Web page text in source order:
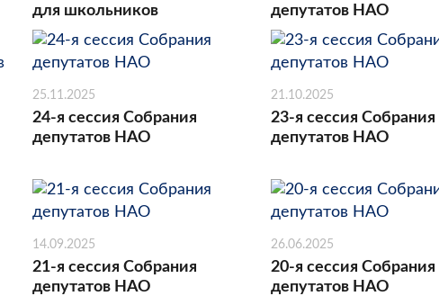
для школьников
депутатов НАО
25.11.2025
24-я сессия Собрания
депутатов НАО
21.10.2025
23-я сессия Собрания
депутатов НАО
14.09.2025
21-я сессия Собрания
депутатов НАО
26.06.2025
20-я сессия Собрания
депутатов НАО